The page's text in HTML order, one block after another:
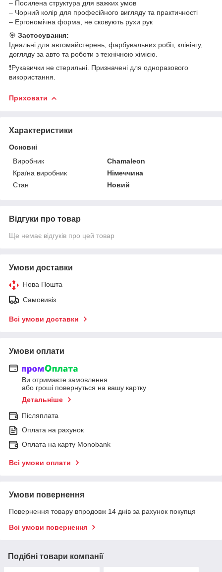
– Посилена структура для важких умов
– Чорний колір для професійного вигляду та практичності
– Ергономічна форма, не сковують рухи рук
🎯 Застосування:
Ідеальні для автомайстерень, фарбувальних робіт, клінінгу,
догляду за авто та роботи з технічною хімією.
❗Рукавички не стерильні. Призначені для одноразового
використання.
Приховати
Характеристики
Основні
Виробник
Chamaleon
Країна виробник
Німеччина
Стан
Новий
Відгуки про товар
Ще немає відгуків про цей товар
Умови доставки
Нова Пошта
Самовивіз
Всі умови доставки
Умови оплати
Ви отримаєте замовлення
або гроші повернуться на вашу картку
Детальніше
Післяплата
Оплата на рахунок
Оплата на карту Monobank
Всі умови оплати
Умови повернення
Повернення товару впродовж 14 днів за рахунок покупця
Всі умови повернення
Подібні товари компанії